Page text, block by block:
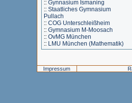
:: Gynnasium Ismaning
:: Staatliches Gymnasium
Pullach
:: COG Unterschleißheim
:: Gymnasium M-Moosach
:: OvMG München
:: LMU München (Mathematik)
Impressum